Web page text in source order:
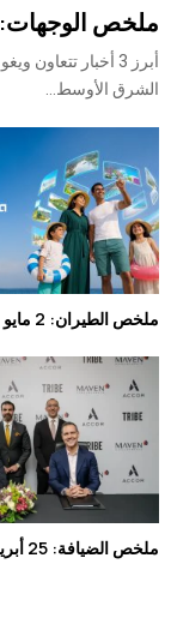
ملخص الوجهات: 2 مايو 2026
أبرز 3 أخبار
الشرق الأوسط...
ملخص الطيران: 2 مايو
ملخص الضيافة: 25 أبريل 2026